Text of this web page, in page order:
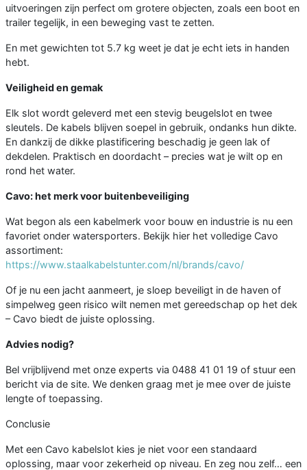
uitvoeringen zijn perfect om grotere objecten, zoals een boot en
trailer tegelijk, in een beweging vast te zetten.
En met gewichten tot 5.7 kg weet je dat je echt iets in handen
hebt.
Veiligheid en gemak
Elk slot wordt geleverd met een stevig beugelslot en twee
sleutels. De kabels blijven soepel in gebruik, ondanks hun dikte.
En dankzij de dikke plastificering beschadig je geen lak of
dekdelen. Praktisch en doordacht – precies wat je wilt op en
rond het water.
Cavo: het merk voor buitenbeveiliging
Wat begon als een kabelmerk voor bouw en industrie is nu een
favoriet onder watersporters. Bekijk hier het volledige Cavo
assortiment:
https://www.staalkabelstunter.com/nl/brands/cavo/
Of je nu een jacht aanmeert, je sloep beveiligt in de haven of
simpelweg geen risico wilt nemen met gereedschap op het dek
– Cavo biedt de juiste oplossing.
Advies nodig?
Bel vrijblijvend met onze experts via 0488 41 01 19 of stuur een
bericht via de site. We denken graag met je mee over de juiste
lengte of toepassing.
Conclusie
Met een Cavo kabelslot kies je niet voor een standaard
oplossing, maar voor zekerheid op niveau. En zeg nou zelf… een